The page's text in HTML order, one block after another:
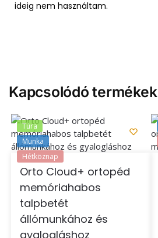
ideig nem használtam.
Kapcsolódó termékek
Túra
Munka
Hétköznap
Orto Cloud+ ortopéd
memóriahabos
talpbetét
állómunkához és
gyalogláshoz